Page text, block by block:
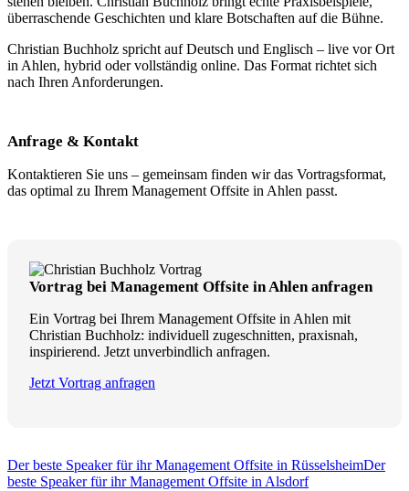
überraschende Geschichten und klare Botschaften auf die Bühne.
Christian Buchholz spricht auf Deutsch und Englisch – live vor Ort
in Ahlen, hybrid oder vollständig online. Das Format richtet sich
nach Ihren Anforderungen.
Anfrage & Kontakt
Kontaktieren Sie uns – gemeinsam finden wir das Vortragsformat,
das optimal zu Ihrem Management Offsite in Ahlen passt.
Vortrag bei Management Offsite in Ahlen anfragen
Ein Vortrag bei Ihrem Management Offsite in Ahlen mit
Christian Buchholz: individuell zugeschnitten, praxisnah,
inspirierend. Jetzt unverbindlich anfragen.
Jetzt Vortrag anfragen
Der beste Speaker für ihr Management Offsite in RüsselsheimDer
beste Speaker für ihr Management Offsite in Alsdorf